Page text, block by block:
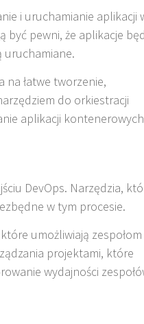
i uruchamianie aplikacji
być pewni, że aplikacje
uruchamiane.
łatwe tworzenie,
do orkiestracji
aplikacji
DevOps. Narzędzia,
w tym procesie.
umożliwiają zespołom
projektami, które
wydajności